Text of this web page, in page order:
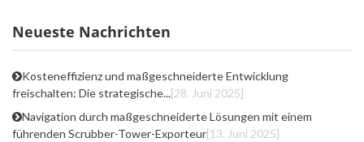
Neueste Nachrichten
Kosteneffizienz und maßgeschneiderte Entwicklung
freischalten: Die strategische...[28. Juni 2025]
Navigation durch maßgeschneiderte Lösungen mit einem
führenden Scrubber-Tower-Exporteur[13. Juni 2025]